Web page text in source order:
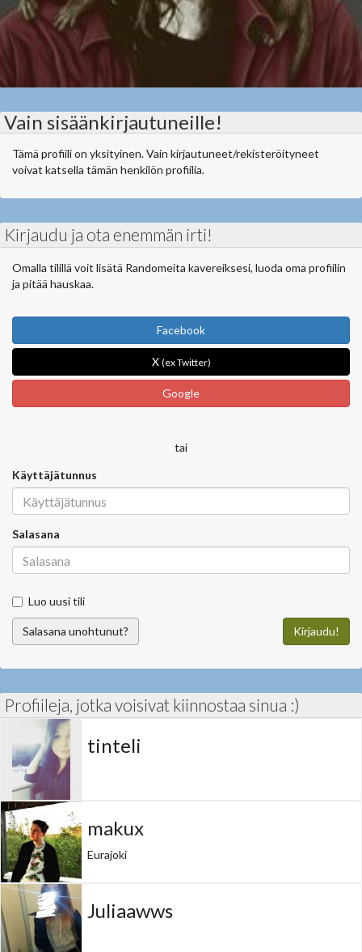
Vain sisäänkirjautuneille!
Tämä profiili on yksityinen. Vain kirjautuneet/rekisteröityneet
voivat katsella tämän henkilön profiilia.
Kirjaudu ja ota enemmän irti!
Omalla tilillä voit lisätä Randomeita kavereiksesi, luoda oma profiilin
ja pitää hauskaa.
Facebook
X (ex Twitter)
Google
tai
Käyttäjätunnus
Salasana
Luo uusi tili
Salasana unohtunut? Kirjaudu!
Profiileja, jotka voisivat kiinnostaa sinua :)
tinteli
makux
Eurajoki
Juliaawws